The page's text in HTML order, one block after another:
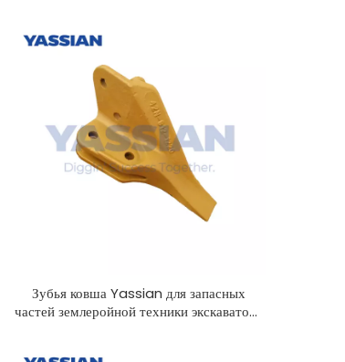
Зубья ковша Yassian для запасных
частей землеройной техники экскаватора